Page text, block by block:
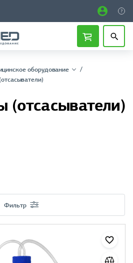
оборудование
(отсасыватели)
Фильтр